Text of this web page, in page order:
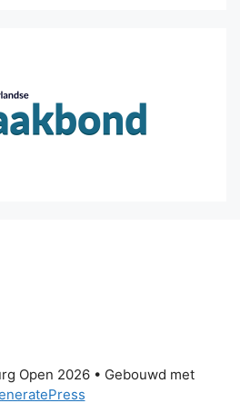
Open 2026• Gebouwd met